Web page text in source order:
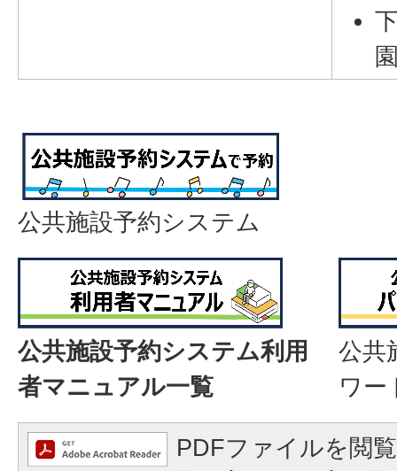
公共施設予約システム
公共施設予約システム利用
者マニュアル一覧
公共
ワー
PDFファイルを閲